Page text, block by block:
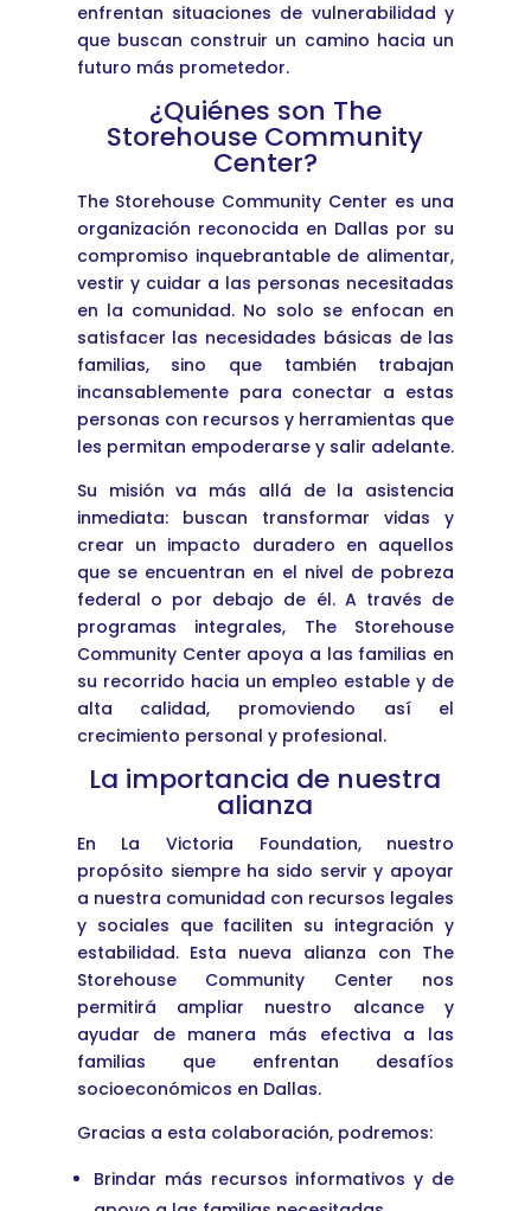
enfrentan situaciones de vulnerabilidad y
que buscan construir un camino hacia un
futuro más prometedor.
¿Quiénes son The
Storehouse Community
Center?
The Storehouse Community Center es una
organización reconocida en Dallas por su
compromiso inquebrantable de alimentar,
vestir y cuidar a las personas necesitadas
en la comunidad. No solo se enfocan en
satisfacer las necesidades básicas de las
familias, sino que también trabajan
incansablemente para conectar a estas
personas con recursos y herramientas que
les permitan empoderarse y salir adelante.
Su misión va más allá de la asistencia
inmediata: buscan transformar vidas y
crear un impacto duradero en aquellos
que se encuentran en el nivel de pobreza
federal o por debajo de él. A través de
programas integrales, The Storehouse
Community Center apoya a las familias en
su recorrido hacia un empleo estable y de
alta calidad, promoviendo así el
crecimiento personal y profesional.
La importancia de nuestra
alianza
En La Victoria Foundation, nuestro
propósito siempre ha sido servir y apoyar
a nuestra comunidad con recursos legales
y sociales que faciliten su integración y
estabilidad. Esta nueva alianza con The
Storehouse Community Center nos
permitirá ampliar nuestro alcance y
ayudar de manera más efectiva a las
familias que enfrentan desafíos
socioeconómicos en Dallas.
Gracias a esta colaboración, podremos:
Brindar más recursos informativos y de